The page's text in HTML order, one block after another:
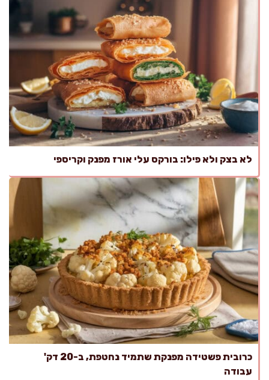
לא בצק ולא פילו: בורקס עלי אורז מפנק וקריספי
כרובית פשטידה מפנקת שתמיד נחטפת, ב-20 דק'
עבודה